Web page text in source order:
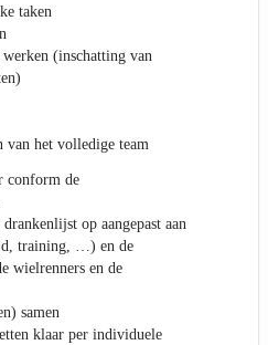
taken
(inschatting van
van het volledige team
conform de
op aangepast aan
training, …) en de
wielrenners en de
samen
klaar per individuele